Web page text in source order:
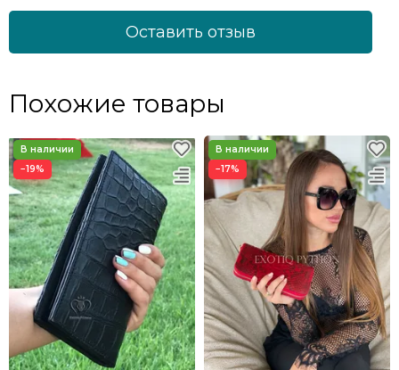
Оставить отзыв
Похожие товары
−19% −17%